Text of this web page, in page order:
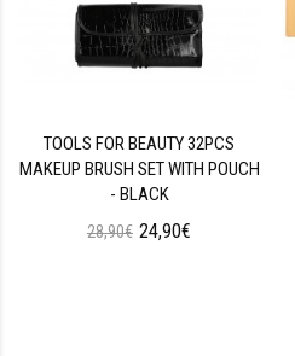
TOOLS FOR BEAUTY 32PCS
MAKEUP BRUSH SET WITH POUCH
- BLACK
28,90€ 24,90€